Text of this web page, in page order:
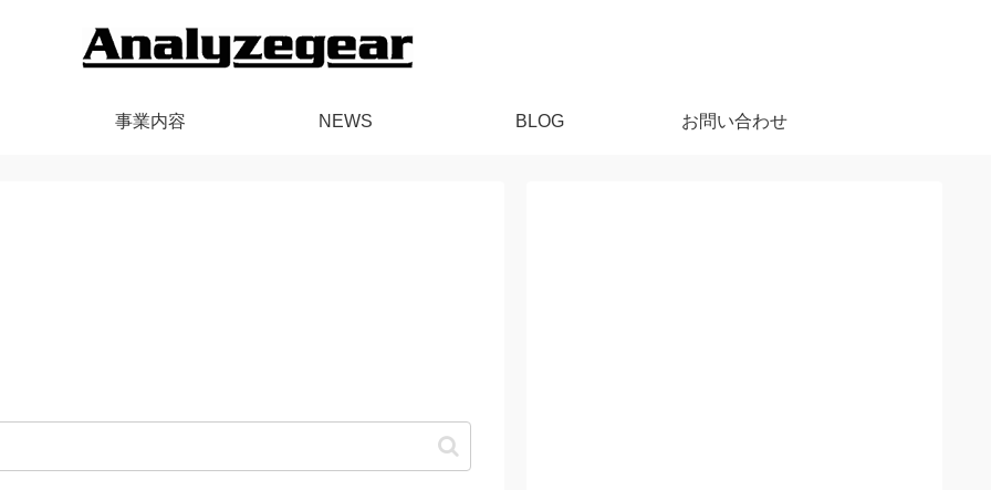
事業内容 NEWS BLOG お問い合わせ